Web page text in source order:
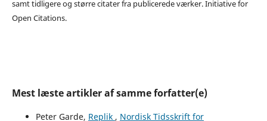
samt tidligere og større citater fra publicerede værker. Initiative for
Open Citations.
Mest læste artikler af samme forfatter(e)
Peter Garde, Replik , Nordisk Tidsskrift for